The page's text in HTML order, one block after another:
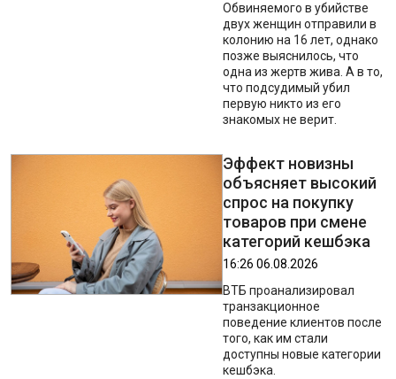
Обвиняемого в убийстве
двух женщин отправили в
колонию на 16 лет, однако
позже выяснилось, что
одна из жертв жива. А в то,
что подсудимый убил
первую никто из его
знакомых не верит.
Эффект новизны
объясняет высокий
спрос на покупку
товаров при смене
категорий кешбэка
16:26 06.08.2026
ВТБ проанализировал
транзакционное
поведение клиентов после
того, как им стали
доступны новые категории
кешбэка.